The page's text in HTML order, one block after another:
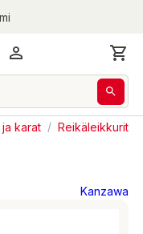
karat / Reikäleikkurit
Kanzawa